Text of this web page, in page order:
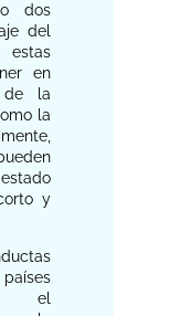
dos
del
en
de la
la
y
el